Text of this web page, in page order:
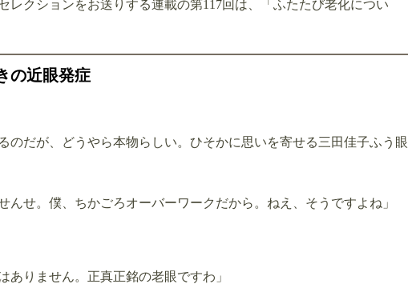
レクションをお送りする連載の第117回は、「ふたたび老化につい
の近眼発症
のだが、どうやら本物らしい。ひそかに思いを寄せる三田佳子ふう眼
んせ。僕、ちかごろオーバーワークだから。ねえ、そうですよね」
りません。正真正銘の老眼ですわ」